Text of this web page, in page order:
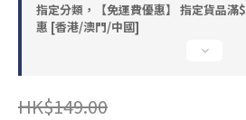
指定分類，【免運費優惠】 指定貨品
惠 [香港/澳門/中國]
HK$149.00